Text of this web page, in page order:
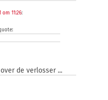
om 11:26:
de verlosser ...